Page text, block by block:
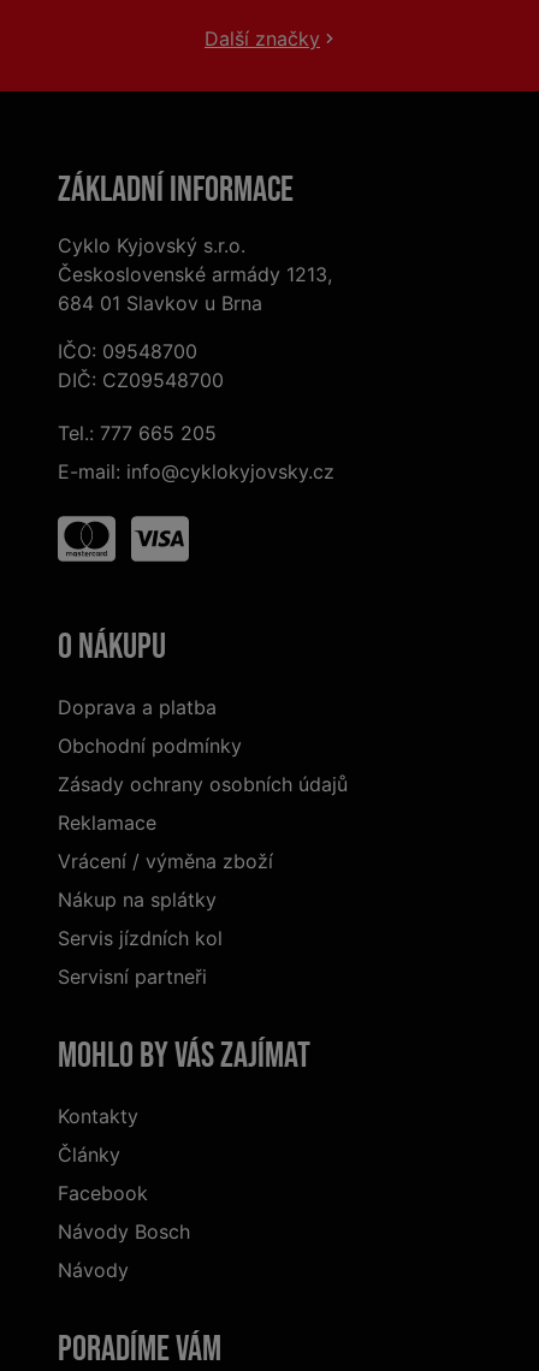
Další značky
Základní informace
Cyklo Kyjovský s.r.o.
Československé armády 1213,
684 01 Slavkov u Brna
IČO: 09548700
DIČ: CZ09548700
Tel.: 777 665 205
E-mail: info@cyklokyjovsky.cz
O nákupu
Doprava a platba
Obchodní podmínky
Zásady ochrany osobních údajů
Reklamace
Vrácení / výměna zboží
Nákup na splátky
Servis jízdních kol
Servisní partneři
Mohlo by vás zajímat
Kontakty
Články
Facebook
Návody Bosch
Návody
Poradíme Vám